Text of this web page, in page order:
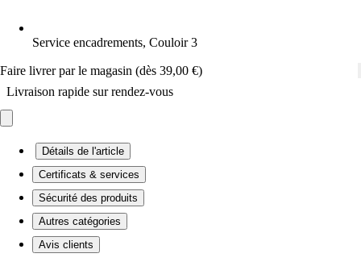
Service encadrements, Couloir 3
Faire livrer par le magasin (dès 39,00 €)
Livraison rapide sur rendez-vous
Détails de l'article
Certificats & services
Sécurité des produits
Autres catégories
Avis clients